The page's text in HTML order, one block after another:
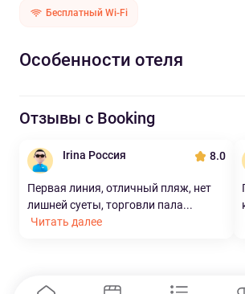
Бесплатный Wi-Fi
Особенности отеля
Отзывы с Booking
Irina Россия 8.0
Первая линия, отличный пляж, нет
лишней суеты, торговли пала...
Читать далее